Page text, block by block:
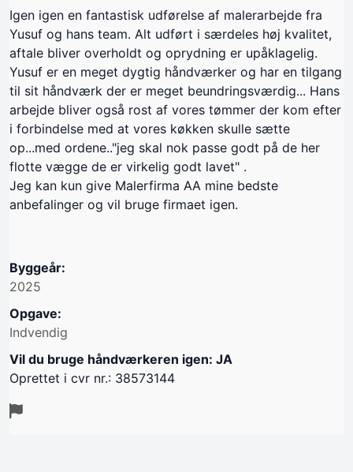
Igen igen en fantastisk udførelse af malerarbejde fra
Yusuf og hans team. Alt udført i særdeles høj kvalitet,
aftale bliver overholdt og oprydning er upåklagelig.
Yusuf er en meget dygtig håndværker og har en tilgang
til sit håndværk der er meget beundringsværdig... Hans
arbejde bliver også rost af vores tømmer der kom efter
i forbindelse med at vores køkken skulle sætte
op...med ordene.."jeg skal nok passe godt på de her
flotte vægge de er virkelig godt lavet" .
Jeg kan kun give Malerfirma AA mine bedste
anbefalinger og vil bruge firmaet igen.
Byggeår:
2025
Opgave:
Indvendig
Vil du bruge håndværkeren igen: JA
Oprettet i cvr nr.: 38573144